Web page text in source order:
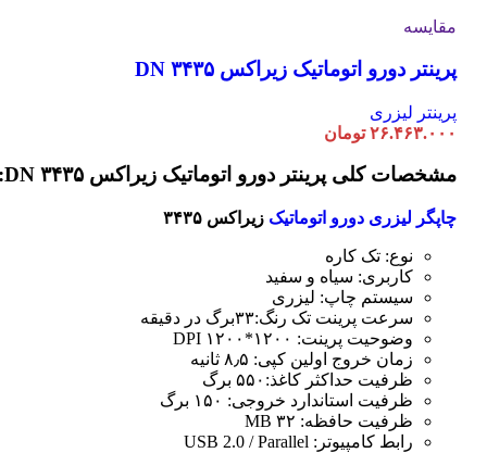
مقایسه
پرینتر دورو اتوماتیک زیراکس DN ۳۴۳۵
پرینتر لیزری
۲۶.۴۶۳.۰۰۰ تومان
مشخصات کلی پرینتر دورو اتوماتیک زیراکس DN ۳۴۳۵:
چاپگر لیزری دورو اتوماتیک زیراکس ۳۴۳۵
نوع: تک کاره
کاربری: سیاه و سفید
سیستم چاپ: لیزری
سرعت پرینت تک رنگ:۳۳برگ در دقیقه
وضوحیت پرینت: ۱۲۰۰*۱۲۰۰ DPI
زمان خروج اولین کپی: ۸٫۵ ثانیه
ظرفیت حداکثر کاغذ:۵۵۰ برگ
ظرفیت استاندارد خروجی: ۱۵۰ برگ
ظرفیت حافظه: ۳۲ MB
رابط کامپیوتر: USB 2.0 / Parallel